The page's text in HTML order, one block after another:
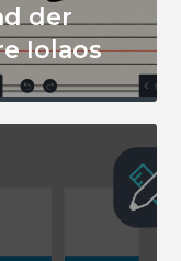
der
Iolaos